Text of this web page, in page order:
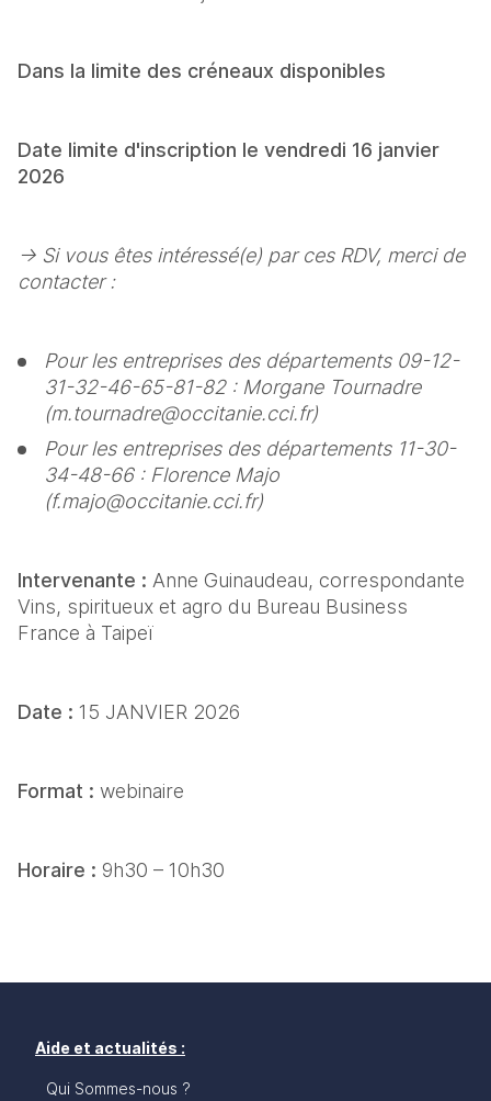
Dans la limite des créneaux disponibles
Date limite d'inscription le vendredi 16 janvier
2026
→ Si vous êtes intéressé(e) par ces RDV, merci de
contacter :
Pour les entreprises des départements 09-12-
31-32-46-65-81-82 : Morgane Tournadre
(m.tournadre@occitanie.cci.fr)
Pour les entreprises des départements 11-30-
34-48-66 : Florence Majo
(f.majo@occitanie.cci.fr)
Intervenante : Anne Guinaudeau, correspondante
Vins, spiritueux et agro du Bureau Business
France à Taipeï
Date : 15 JANVIER 2026
Format : webinaire
Horaire : 9h30 – 10h30
Aide et actualités :
Qui Sommes-nous ?